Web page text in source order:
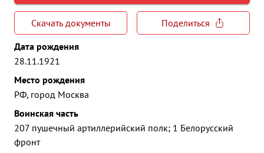
Скачать документы
Поделиться
Дата рождения
28.11.1921
Место рождения
РФ, город Москва
Воинская часть
207 пушечный артиллерийский полк; 1 Белорусский
фронт